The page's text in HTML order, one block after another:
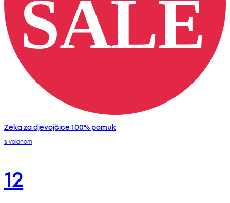
Zeka za djevojčice 100% pamuk
s volanom
12